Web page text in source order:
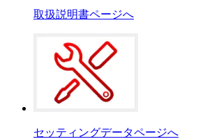
取扱説明書ページへ
セッティングデータページへ